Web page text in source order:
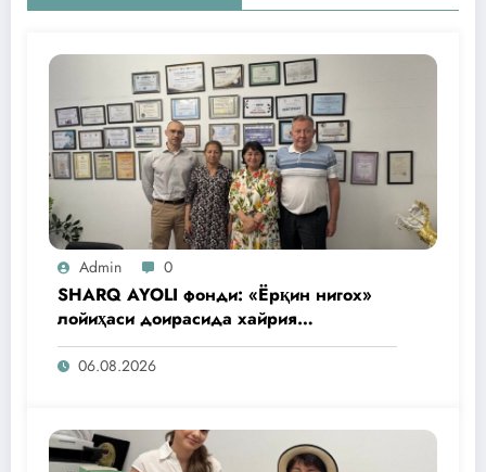
Admin 0
SHARQ AYOLI фонди: «Ёрқин нигох»
лойиҳаси доирасида хайрия
операциялари ўтказилади
06.08.2026